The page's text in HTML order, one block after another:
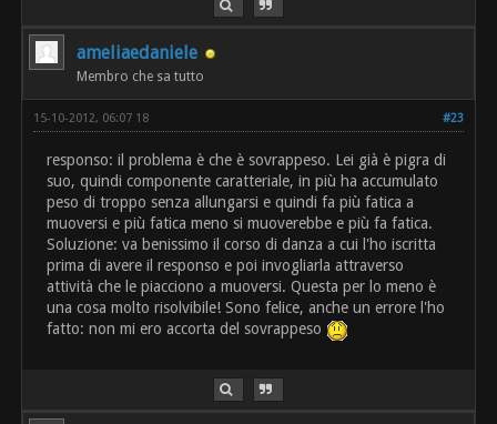
ameliaedaniele
Membro che sa tutto
#23
15-10-2012, 06:07 18
responso: il problema è che è sovrappeso. Lei già è pigra di
suo, quindi componente caratteriale, in più ha accumulato
peso di troppo senza allungarsi e quindi fa più fatica a
muoversi e più fatica meno si muoverebbe e più fa fatica.
Soluzione: va benissimo il corso di danza a cui l'ho iscritta
prima di avere il responso e poi invogliarla attraverso
attività che le piacciono a muoversi. Questa per lo meno è
una cosa molto risolvibile! Sono felice, anche un errore l'ho
fatto: non mi ero accorta del sovrappeso